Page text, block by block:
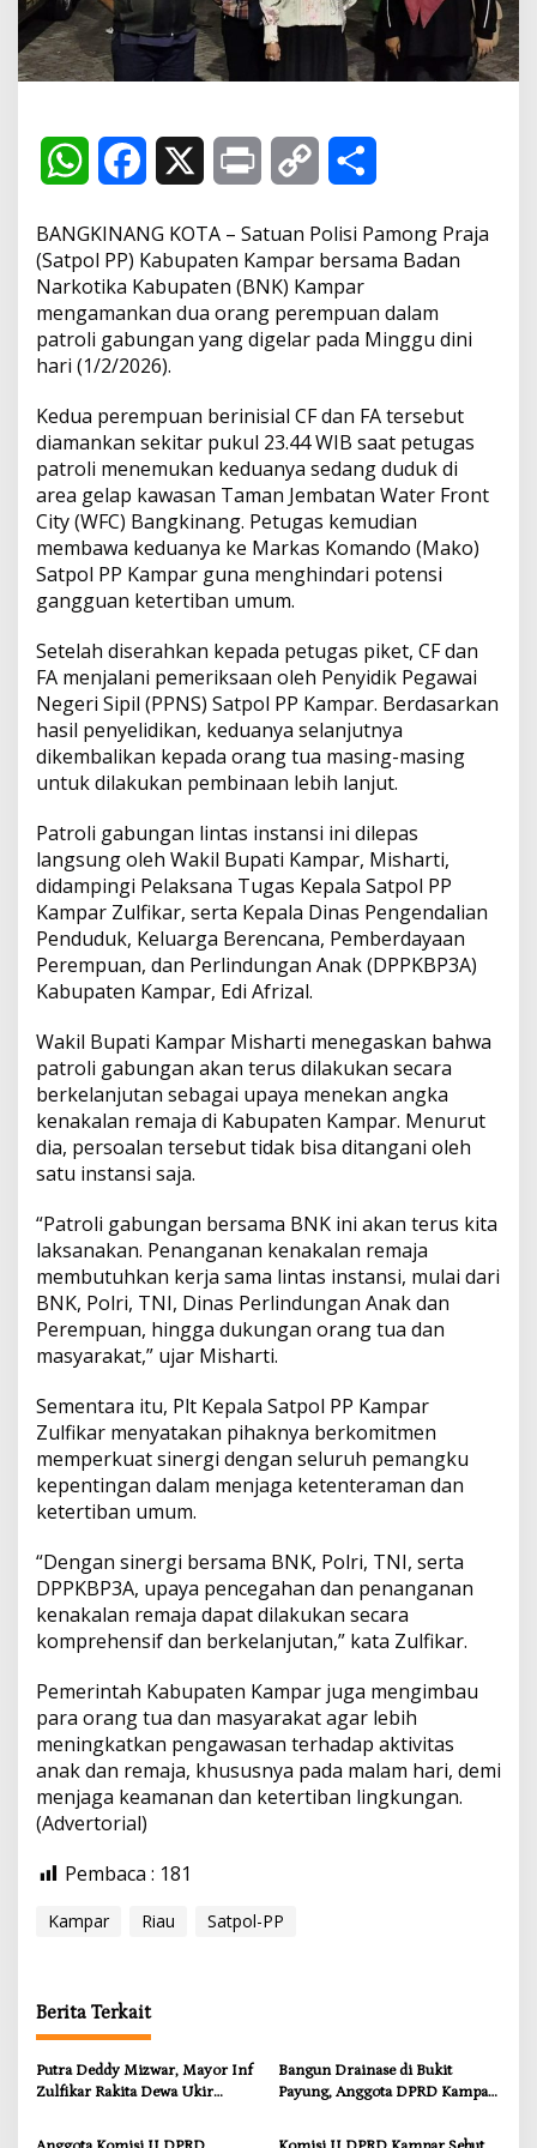
N
K
A
k
n
u
a
P
e
r
e
m
a
n
s
a
t
P
a
t
r
l
i
D
i
n
i
H
r
i
d
i
W
F
C
B
a
g
k
i
a
n
W
a
t
s
p
p
c
e
b
o
k
i
n
t
p
y
L
n
k
a
r
e
BANGKINANG KOTA – Satuan Polisi Pamong Praja
(Satpol PP) Kabupaten Kampar bersama Badan
Narkotika Kabupaten (BNK) Kampar
mengamankan dua orang perempuan dalam
patroli gabungan yang digelar pada Minggu dini
hari (1/2/2026).
Kedua perempuan berinisial CF dan FA tersebut
diamankan sekitar pukul 23.44 WIB saat petugas
patroli menemukan keduanya sedang duduk di
area gelap kawasan Taman Jembatan Water Front
City (WFC) Bangkinang. Petugas kemudian
membawa keduanya ke Markas Komando (Mako)
Satpol PP Kampar guna menghindari potensi
gangguan ketertiban umum.
Setelah diserahkan kepada petugas piket, CF dan
FA menjalani pemeriksaan oleh Penyidik Pegawai
Negeri Sipil (PPNS) Satpol PP Kampar. Berdasarkan
hasil penyelidikan, keduanya selanjutnya
dikembalikan kepada orang tua masing-masing
untuk dilakukan pembinaan lebih lanjut.
Patroli gabungan lintas instansi ini dilepas
langsung oleh Wakil Bupati Kampar, Misharti,
didampingi Pelaksana Tugas Kepala Satpol PP
Kampar Zulfikar, serta Kepala Dinas Pengendalian
Penduduk, Keluarga Berencana, Pemberdayaan
Perempuan, dan Perlindungan Anak (DPPKBP3A)
Kabupaten Kampar, Edi Afrizal.
Wakil Bupati Kampar Misharti menegaskan bahwa
patroli gabungan akan terus dilakukan secara
berkelanjutan sebagai upaya menekan angka
kenakalan remaja di Kabupaten Kampar. Menurut
dia, persoalan tersebut tidak bisa ditangani oleh
satu instansi saja.
“Patroli gabungan bersama BNK ini akan terus kita
laksanakan. Penanganan kenakalan remaja
membutuhkan kerja sama lintas instansi, mulai dari
BNK, Polri, TNI, Dinas Perlindungan Anak dan
Perempuan, hingga dukungan orang tua dan
masyarakat,” ujar Misharti.
Sementara itu, Plt Kepala Satpol PP Kampar
Zulfikar menyatakan pihaknya berkomitmen
memperkuat sinergi dengan seluruh pemangku
kepentingan dalam menjaga ketenteraman dan
ketertiban umum.
“Dengan sinergi bersama BNK, Polri, TNI, serta
DPPKBP3A, upaya pencegahan dan penanganan
kenakalan remaja dapat dilakukan secara
komprehensif dan berkelanjutan,” kata Zulfikar.
Pemerintah Kabupaten Kampar juga mengimbau
para orang tua dan masyarakat agar lebih
meningkatkan pengawasan terhadap aktivitas
anak dan remaja, khususnya pada malam hari, demi
menjaga keamanan dan ketertiban lingkungan.
(Advertorial)
Pembaca : 181
Kampar Riau Satpol-PP
Berita Terkait
Putra Deddy Mizwar, Mayor Inf
Zulfikar Rakita Dewa Ukir
Bangun Drainase di Bukit
Payung, Anggota DPRD Kampar
Infrastruktur yang Menyentuh